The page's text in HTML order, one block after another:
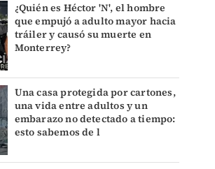
¿Quién es Héctor 'N', el hombre
que empujó a adulto mayor hacia
tráiler y causó su muerte en
Monterrey?
Una casa protegida por cartones,
una vida entre adultos y un
embarazo no detectado a tiempo:
esto sabemos de l